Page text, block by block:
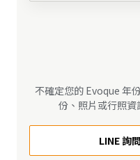
不確定您的 Evoque 年
份、照片或行照資
LINE 詢